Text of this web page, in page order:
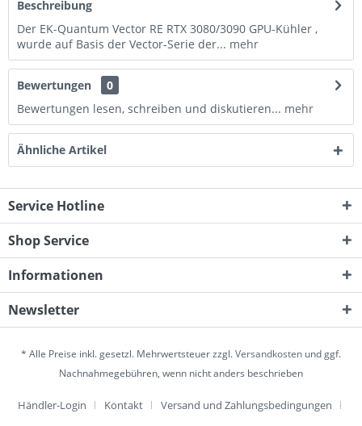
Beschreibung
Der EK-Quantum Vector RE RTX 3080/3090 GPU-Kühler ,
wurde auf Basis der Vector-Serie der... mehr
Bewertungen
0
Bewertungen lesen, schreiben und diskutieren... mehr
Ähnliche Artikel
Service Hotline
Shop Service
Informationen
Newsletter
* Alle Preise inkl. gesetzl. Mehrwertsteuer zzgl.Versandkosten und ggf.
Nachnahmegebühren, wenn nicht anders beschrieben
Händler-Login Kontakt
Versand und Zahlungsbedingungen